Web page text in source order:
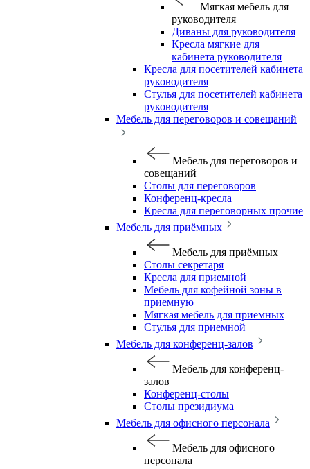
Мягкая мебель для
руководителя
Диваны для руководителя
Кресла мягкие для
кабинета руководителя
Кресла для посетителей кабинета
руководителя
Стулья для посетителей кабинета
руководителя
Мебель для переговоров и совещаний
Мебель для переговоров и
совещаний
Столы для переговоров
Конференц-кресла
Кресла для переговорных прочие
Мебель для приёмных
Мебель для приёмных
Столы секретаря
Кресла для приемной
Мебель для кофейной зоны в
приемную
Мягкая мебель для приемных
Стулья для приемной
Мебель для конференц-залов
Мебель для конференц-
залов
Конференц-столы
Столы президиума
Мебель для офисного персонала
Мебель для офисного
персонала